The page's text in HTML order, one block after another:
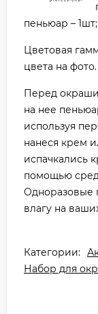
пеньюар –
Цветовая
цвета на фото.
Перед
на нее
используя
нанеся крем
испачкались
помощью
Одноразовые
влагу на
Категории:
Набор для